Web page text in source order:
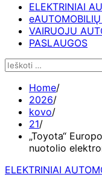
ELEKTRINIAI
VAIRUOJU
PASLAUGOS
Ieškoti:
Home
2026
kovo
21
„Toyota“
nuotolio
ELEKTRINIAI